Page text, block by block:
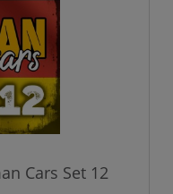
Cars Set 12